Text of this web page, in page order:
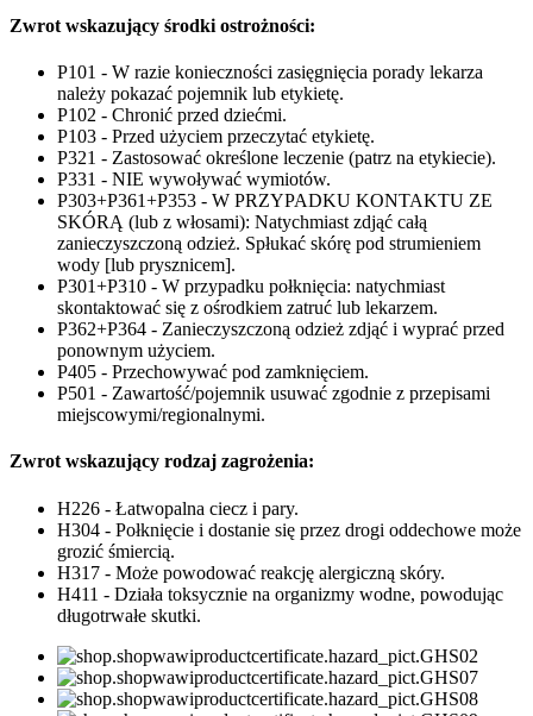
Zwrot wskazujący środki ostrożności:
P101 - W razie konieczności zasięgnięcia porady lekarza
należy pokazać pojemnik lub etykietę.
P102 - Chronić przed dziećmi.
P103 - Przed użyciem przeczytać etykietę.
P321 - Zastosować określone leczenie (patrz na etykiecie).
P331 - NIE wywoływać wymiotów.
P303+P361+P353 - W PRZYPADKU KONTAKTU ZE
SKÓRĄ (lub z włosami): Natychmiast zdjąć całą
zanieczyszczoną odzież. Spłukać skórę pod strumieniem
wody [lub prysznicem].
P301+P310 - W przypadku połknięcia: natychmiast
skontaktować się z ośrodkiem zatruć lub lekarzem.
P362+P364 - Zanieczyszczoną odzież zdjąć i wyprać przed
ponownym użyciem.
P405 - Przechowywać pod zamknięciem.
P501 - Zawartość/pojemnik usuwać zgodnie z przepisami
miejscowymi/regionalnymi.
Zwrot wskazujący rodzaj zagrożenia:
H226 - Łatwopalna ciecz i pary.
H304 - Połknięcie i dostanie się przez drogi oddechowe może
grozić śmiercią.
H317 - Może powodować reakcję alergiczną skóry.
H411 - Działa toksycznie na organizmy wodne, powodując
długotrwałe skutki.